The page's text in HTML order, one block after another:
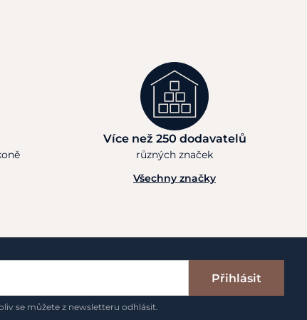
Více než 250 dodavatelů
různých značek
Všechny značky
Přihlásit
se můžete z newsletteru odhlásit.